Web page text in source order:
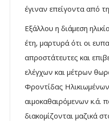
έγιναν επείγοντα από
Εξάλλου η διάμεση
έτη, μαρτυρά ότι οι
απροστάτευτες και
ελέγχων και μέτρων
Φροντίδας
αιμοκαθαιρόμενων κ.ά.
διακομίζονται μαζικά